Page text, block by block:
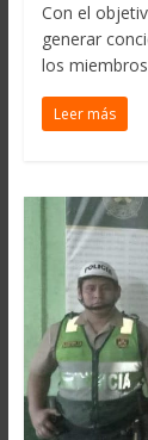
Con el
generar
los
Leer más